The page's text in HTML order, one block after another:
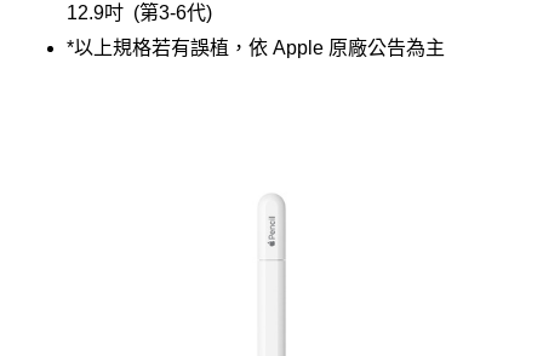
12.9吋 (第3-6代)
*以上規格若有誤植，依 Apple 原廠公告為主